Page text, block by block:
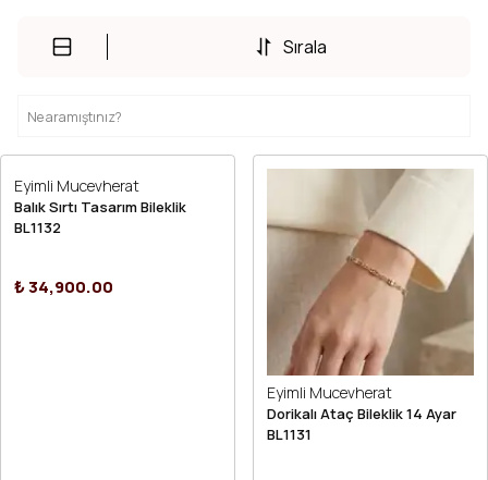
Sırala
Eyimli Mucevherat
Balık Sırtı Tasarım Bileklik
BL1132
₺ 34,900.00
Eyimli Mucevherat
Dorikalı Ataç Bileklik 14 Ayar
BL1131